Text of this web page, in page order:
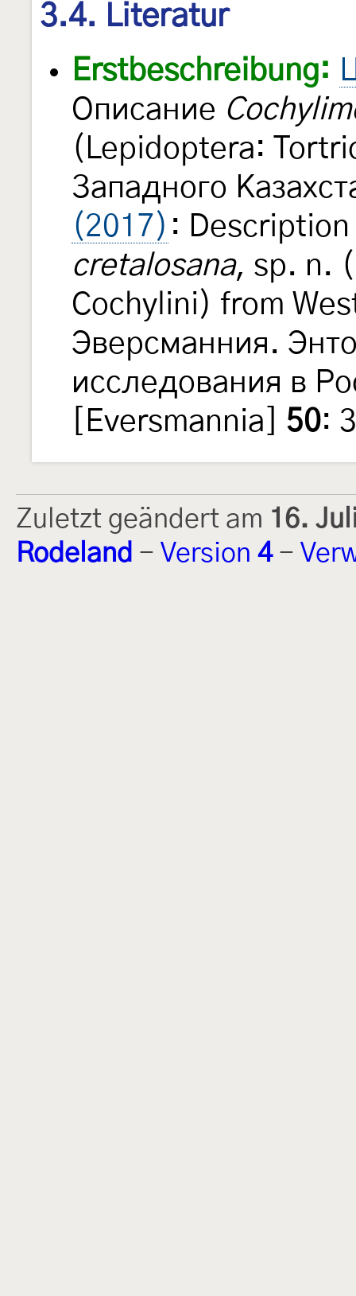
3.4. Literatur
Erstbeschreibung:
Описание
(Lepidoptera:
Западного
(2017) :
cretalosana, sp. n.
Cochylini) from
Эверсманния.
исследования в
[Eversmannia] 50:
Zuletzt geändert am 16.
Rodeland - Version 4-